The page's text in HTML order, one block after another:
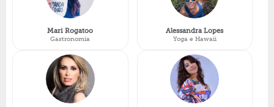
Mari Rogatoo
Gastronomia
Alessandra Lopes
Yoga e Hawaii